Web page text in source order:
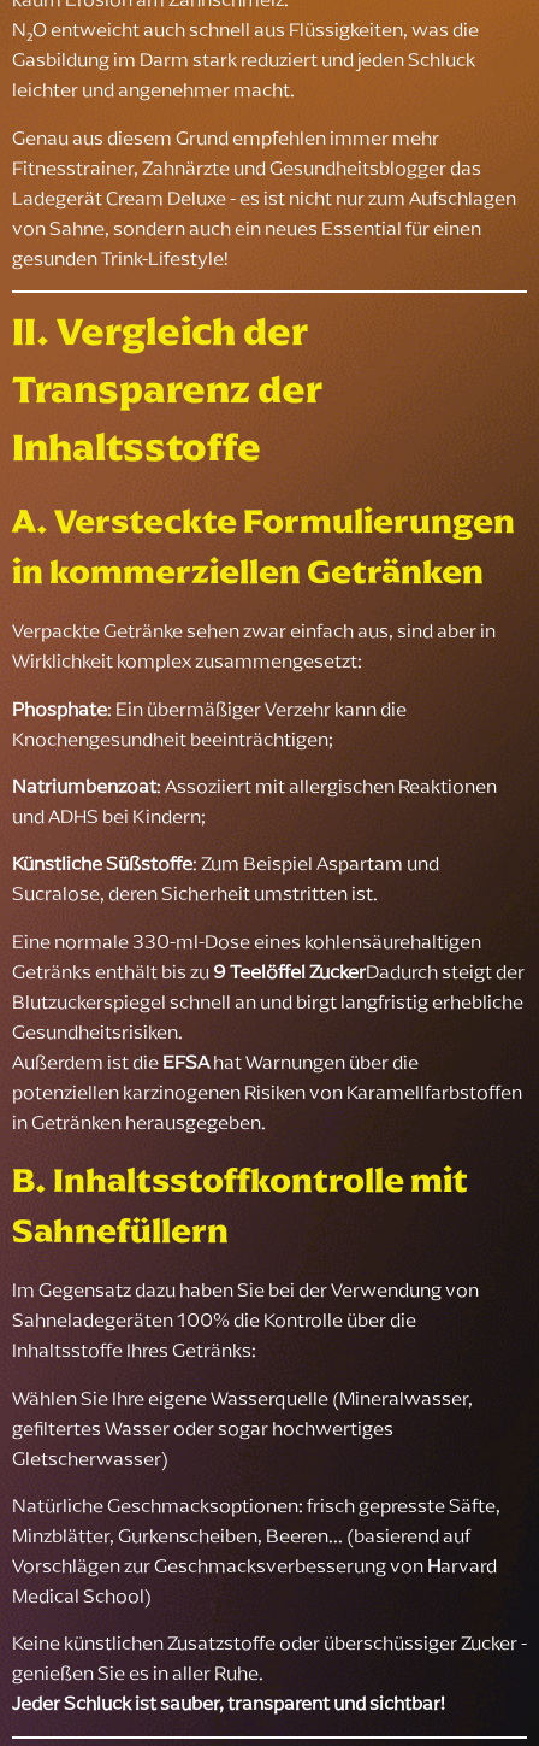
N₂O entweicht auch schnell aus Flüssigkeiten, was die
Gasbildung im Darm stark reduziert und jeden Schluck
leichter und angenehmer macht.
Genau aus diesem Grund empfehlen immer mehr
Fitnesstrainer, Zahnärzte und Gesundheitsblogger das
Ladegerät Cream Deluxe - es ist nicht nur zum Aufschlagen
von Sahne, sondern auch ein neues Essential für einen
gesunden Trink-Lifestyle!
II. Vergleich der
Transparenz der
Inhaltsstoffe
A. Versteckte Formulierungen
in kommerziellen Getränken
Verpackte Getränke sehen zwar einfach aus, sind aber in
Wirklichkeit komplex zusammengesetzt:
Phosphate: Ein übermäßiger Verzehr kann die
Knochengesundheit beeinträchtigen;
Natriumbenzoat: Assoziiert mit allergischen Reaktionen
und ADHS bei Kindern;
Künstliche Süßstoffe: Zum Beispiel Aspartam und
Sucralose, deren Sicherheit umstritten ist.
Eine normale 330-ml-Dose eines kohlensäurehaltigen
Getränks enthält bis zu9 Teelöffel ZuckerDadurch steigt der
Blutzuckerspiegel schnell an und birgt langfristig erhebliche
Gesundheitsrisiken.
Außerdem ist dieEFSAhat Warnungen über die
potenziellen karzinogenen Risiken von Karamellfarbstoffen
in Getränken herausgegeben.
B. Inhaltsstoffkontrolle mit
Sahnefüllern
Im Gegensatz dazu haben Sie bei der Verwendung von
Sahneladegeräten 100% die Kontrolle über die
Inhaltsstoffe Ihres Getränks:
Wählen Sie Ihre eigene Wasserquelle (Mineralwasser,
gefiltertes Wasser oder sogar hochwertiges
Gletscherwasser)
Natürliche Geschmacksoptionen: frisch gepresste Säfte,
Minzblätter, Gurkenscheiben, Beeren... (basierend auf
Vorschlägen zur Geschmacksverbesserung vonHarvard
Medical School)
Keine künstlichen Zusatzstoffe oder überschüssiger Zucker -
genießen Sie es in aller Ruhe.
Jeder Schluck ist sauber, transparent und sichtbar!